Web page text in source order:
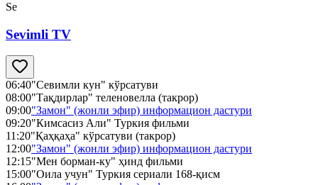
Se
Sevimli TV
06:40"Севимли кун" кўрсатуви
08:00"Тақдирлар" теленовелла (такрор)
09:00"Замон" (жонли эфир) информацион дастури
09:20"Кимсасиз Али" Туркия фильми
11:20"Қаҳқаҳа" кўрсатуви (такрор)
12:00"Замон" (жонли эфир) информацион дастури
12:15"Мен борман-ку" ҳинд фильми
15:00"Оила учун" Туркия сериали 168-қисм